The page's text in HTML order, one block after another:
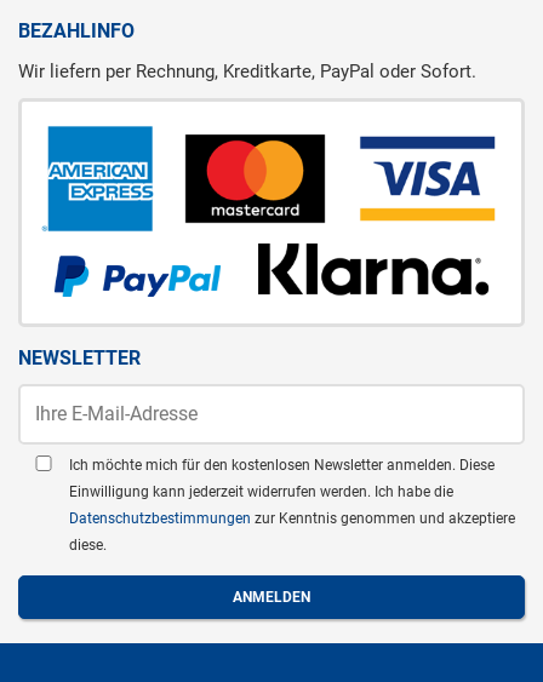
BEZAHLINFO
Wir liefern per Rechnung, Kreditkarte, PayPal oder Sofort.
NEWSLETTER
Ich möchte mich für den kostenlosen Newsletter anmelden. Diese
Einwilligung kann jederzeit widerrufen werden. Ich habe die
Datenschutzbestimmungen zur Kenntnis genommen und akzeptiere
diese.